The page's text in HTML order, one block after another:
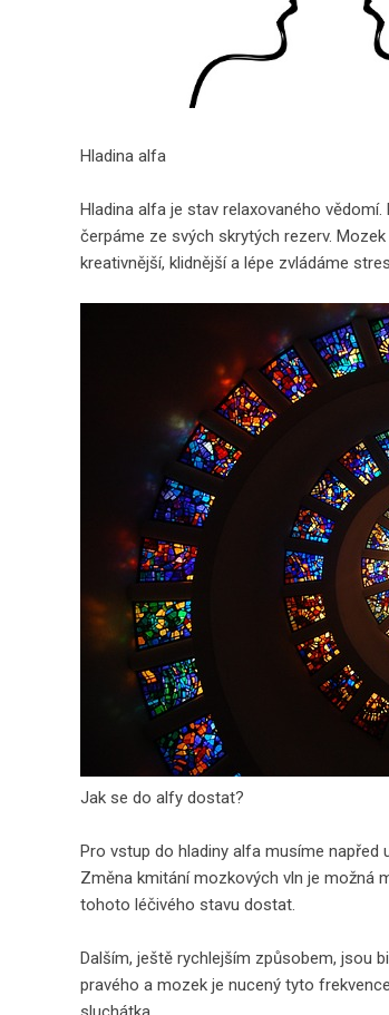
Hladina alfa
Hladina alfa je stav relaxovaného
čerpáme ze svých skrytých rezerv.
kreativnější, klidnější a lépe zvládáme
Jak se do alfy dostat?
Pro vstup do hladiny alfa musíme napřed
Změna kmitání mozkových vln je možná
tohoto léčivého stavu dostat.
Dalším, ještě rychlejším způsobem, jsou
pravého a mozek je nucený tyto